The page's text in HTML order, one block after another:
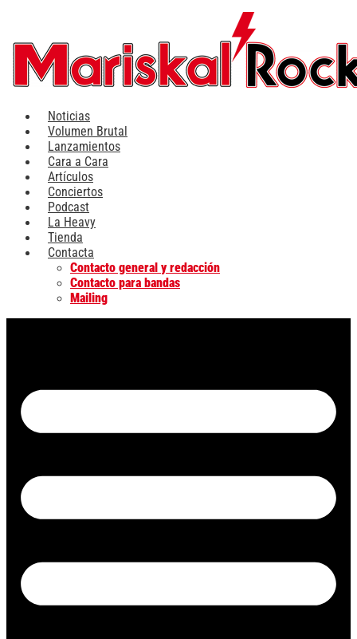
contenido
Noticias
Volumen Brutal
Lanzamientos
Cara a Cara
Artículos
Conciertos
Podcast
La Heavy
Tienda
Contacta
Contacto general y redacción
Contacto para bandas
Mailing